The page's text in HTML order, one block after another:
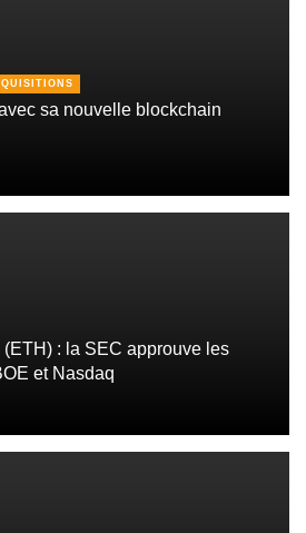
sa nouvelle blockchain
: la SEC approuve les
et Nasdaq